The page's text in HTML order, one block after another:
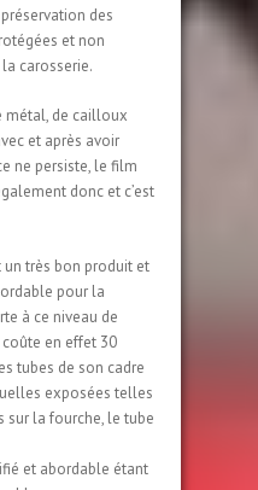
des
et non
carosserie.
métal, de cailloux
et après avoir
ne persiste, le film
donc et c’est
un très bon produit et
pour la
à ce niveau de
coûte en effet 30
tubes de son cadre
exposées telles
sur la fourche, le tube
et abordable étant